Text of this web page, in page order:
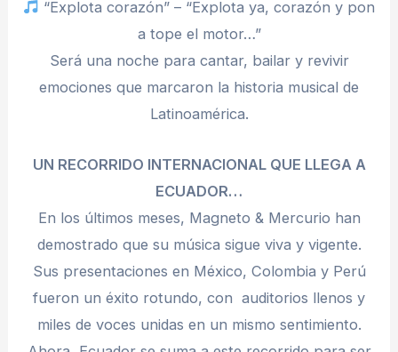
“Explota corazón” – “Explota ya, corazón y pon
a tope el motor…”
Será una noche para cantar, bailar y revivir
emociones que marcaron la historia musical de
Latinoamérica.
UN RECORRIDO INTERNACIONAL QUE LLEGA A
ECUADOR…
En los últimos meses, Magneto & Mercurio han
demostrado que su música sigue viva y vigente.
Sus presentaciones en México, Colombia y Perú
fueron un éxito rotundo, con auditorios llenos y
miles de voces unidas en un mismo sentimiento.